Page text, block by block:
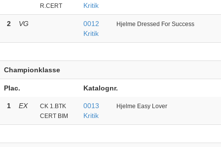
R.CERT
Kritik
2 VG
0012
Kritik
Hjelme Dressed For Success
Championklasse
Plac. Katalognr.
1 EX
CK 1.BTK
CERT BIM
0013
Kritik
Hjelme Easy Lover